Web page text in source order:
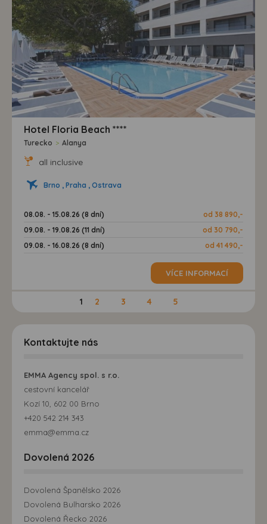
Hotel Floria Beach ****
Turecko > Alanya
all inclusive
Brno , Praha , Ostrava
08.08. - 15.08.26 (8 dní)
od 38 890,-
09.08. - 19.08.26 (11 dní)
od 30 790,-
09.08. - 16.08.26 (8 dní)
od 41 490,-
VÍCE INFORMACÍ
1 2 3 4 5
Kontaktujte nás
EMMA Agency spol. s r.o.
cestovní kancelář
Kozí 10, 602 00 Brno
+420 542 214 343
emma@emma.cz
Dovolená 2026
Dovolená Španělsko 2026
Dovolená Bulharsko 2026
Dovolená Řecko 2026